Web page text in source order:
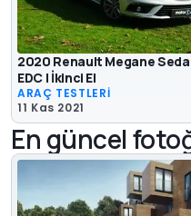
2020 Renault Megane
EDC | İkinci El
ARAÇ TESTLERİ
11 Kas 2021
En güncel